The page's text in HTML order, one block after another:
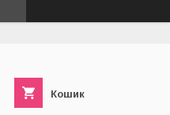
Кошик